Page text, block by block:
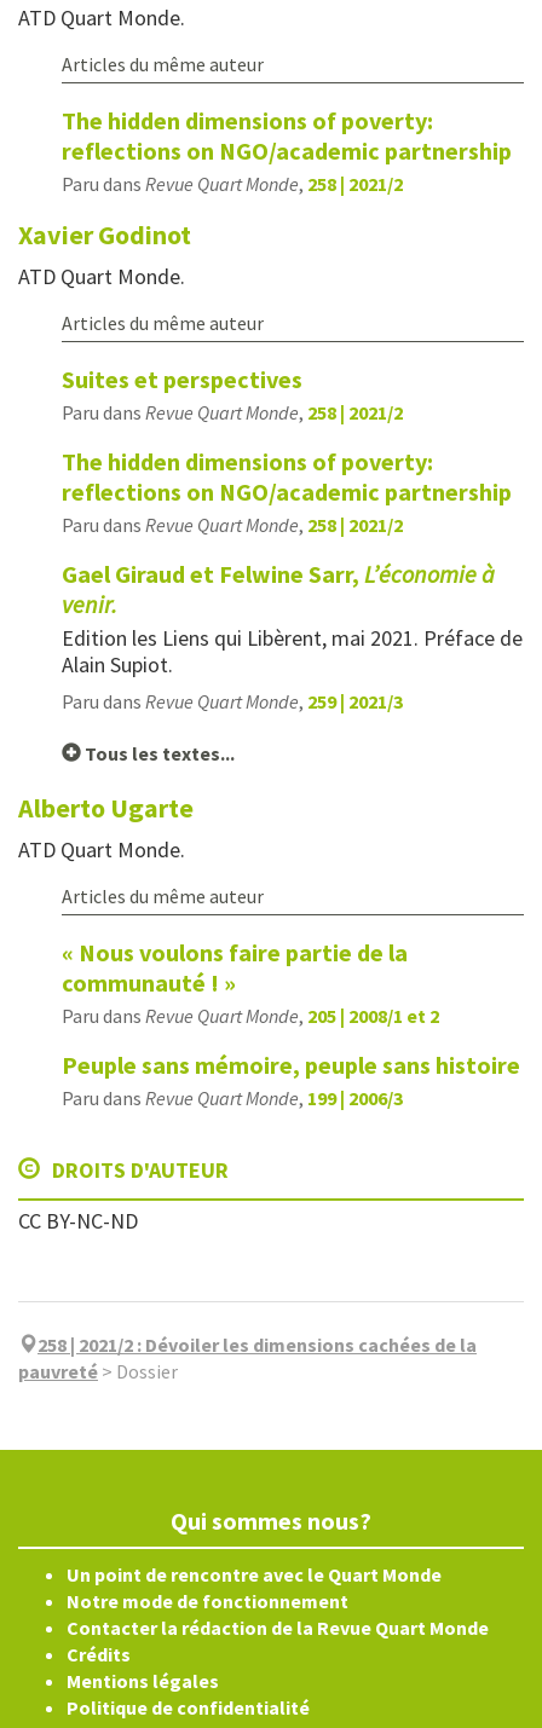
ATD Quart Monde.
Articles du même auteur
The hidden dimensions of poverty:
reflections on NGO/academic partnership
Paru dans Revue Quart Monde, 258 | 2021/2
XavierGodinot
ATD Quart Monde.
Articles du même auteur
Suites et perspectives
Paru dans Revue Quart Monde, 258 | 2021/2
The hidden dimensions of poverty:
reflections on NGO/academic partnership
Paru dans Revue Quart Monde, 258 | 2021/2
Gael Giraud et Felwine Sarr, L’économie à
venir.
Edition les Liens qui Libèrent, mai 2021. Préface de
Alain Supiot.
Paru dans Revue Quart Monde, 259 | 2021/3
Tous les textes...
Alberto Ugarte
ATD Quart Monde.
Articles du même auteur
« Nous voulons faire partie de la
communauté ! »
Paru dans Revue Quart Monde, 205 | 2008/1 et 2
Peuple sans mémoire, peuple sans histoire
Paru dans Revue Quart Monde, 199 | 2006/3
DROITS D'AUTEUR
CC BY-NC-ND
258 | 2021/2 : Dévoiler les dimensions cachées de la
pauvreté > Dossier
Qui sommes nous?
Un point de rencontre avec le Quart Monde
Notre mode de fonctionnement
Contacter la rédaction de la Revue Quart Monde
Crédits
Mentions légales
Politique de confidentialité